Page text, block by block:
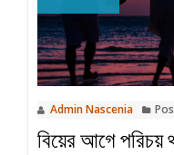
Admin Nascenia
বিয়ের আগে পরিচয়